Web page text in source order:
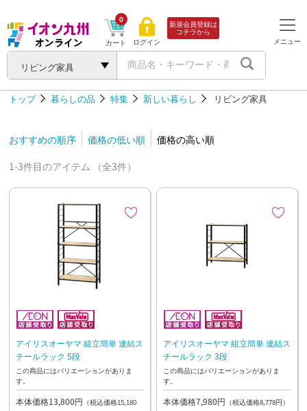
リビング家具
カート
0
ログイン
新規会員登録は
コチラから
メニュー
トップ 暮らしの品 特集 新しい暮らし リビング家具
おすすめの順序 価格の低い順
価格の高い順
1-3件目のアイテム （全3件）
アイリスオーヤマ 組立簡単 連結ス
チールラック 5段
この商品にはバリエーションがありま
す。
本体価格13,800円 （税込価格15,180
アイリスオーヤマ 組立簡単 連結ス
チールラック 3段
この商品にはバリエーションがありま
す。
本体価格7,980円 （税込価格8,778円）